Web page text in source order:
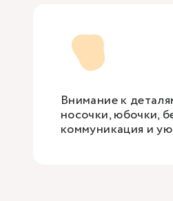
Внимание к
носочки, юбочки,
коммуникация и